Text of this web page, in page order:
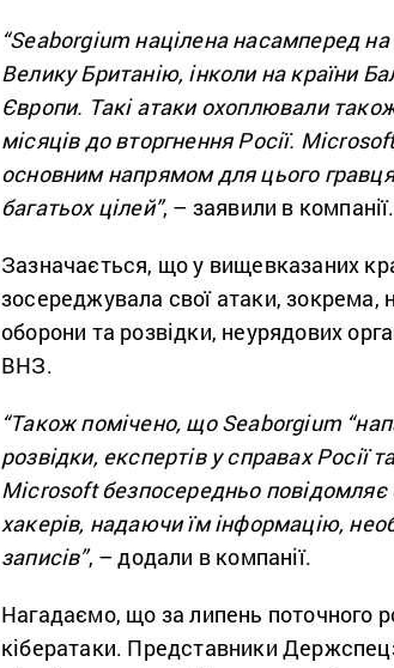
“Seaborgium націлена насамперед
Велику Британію, інколи на країни
Європи. Такі атаки охоплювали
місяців до вторгнення Росії.
основним напрямом для цього
багатьох цілей”, – заявили в компанії.
Зазначається, що у вищевказаних
зосереджувала свої атаки, зокрема,
оборони та розвідки, неурядових
ВНЗ.
“Також помічено, що Seaborgium
розвідки, експертів у справах Росії
Microsoft безпосередньо повідомляє
хакерів, надаючи їм інформацію,
записів”, – додали в компанії.
Нагадаємо, що за липень поточного
кібератаки. Представники